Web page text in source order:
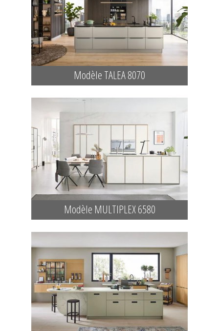
Modèle TALEA 8070
Modèle MULTIPLEX 6580